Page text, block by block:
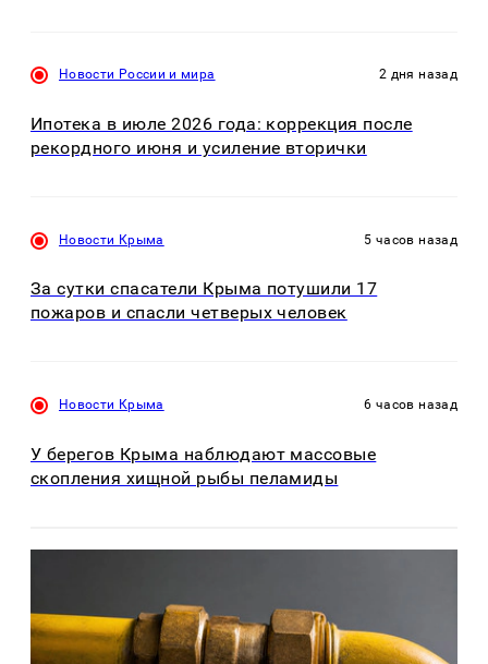
Новости России и мира 2 дня назад
Ипотека в июле 2026 года: коррекция после
рекордного июня и усиление вторички
Новости Крыма 5 часов назад
За сутки спасатели Крыма потушили 17
пожаров и спасли четверых человек
Новости Крыма 6 часов назад
У берегов Крыма наблюдают массовые
скопления хищной рыбы пеламиды